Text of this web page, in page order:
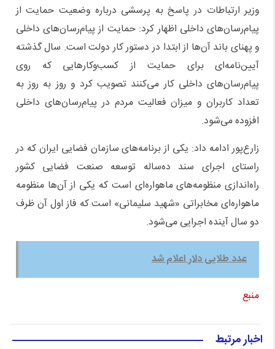
وزیر ارتباطات در پاسخ به پرسشی درباره وضعیت حمایت از
پیام‌رسان‌های داخلی اظهار کرد: حمایت از پیام‌رسان‌های داخلی
و پهنای باند آن‌ها از ابتدا در دستور کار دولت است. سال گذشته
آیین‌نامه‌ای برای حمایت از کسب‌وکار‌هایی که روی
پیام‌رسان‌های داخلی کار می‌کنند تصویب کرد و روز به روز به
تعداد کاربران و میزان فعالیت مردم در پیام‌رسان‌های داخلی
افزوده می‌شود.
زارع‌پور ادامه داد: یکی از برنامه‌های سازمان فضایی ایران که در
راستای اجرای سند ده‌ساله توسعه صنعت فضایی کشور
راه‌اندازی منظومه‌های ماهواره‌ای است که یکی از آن‌ها منظومه
ماهواره‌ای مخابراتی «شهید سلیمانی» است که فاز اول آن ظرف
دو سال آینده اجرایی می‌شود.
عدد طلایی دلار اعلام شد
منبع
اخبار مرتبط